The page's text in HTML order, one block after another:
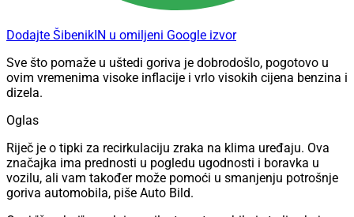
Dodajte ŠibenikIN u omiljeni Google izvor
Sve što pomaže u uštedi goriva je dobrodošlo, pogotovo u
ovim vremenima visoke inflacije i vrlo visokih cijena benzina i
dizela.
Oglas
Riječ je o tipki za recirkulaciju zraka na klima uređaju. Ova
značajka ima prednosti u pogledu ugodnosti i boravka u
vozilu, ali vam također može pomoći u smanjenju potrošnje
goriva automobila, piše Auto Bild.